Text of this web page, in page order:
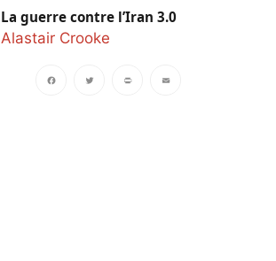
La guerre contre l’Iran 3.0
Alastair Crooke